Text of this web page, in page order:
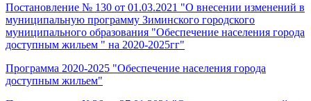
Постановление № 130 от 01.03.2021 "О внесении изменений в
муниципальную программу Зиминского городского
муниципального образования "Обеспечение населения города
доступным жильем " на 2020-2025гг"
Программа 2020-2025 "Обеспечение населения города
доступным жильем"